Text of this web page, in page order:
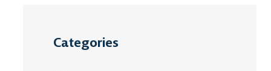
Categories